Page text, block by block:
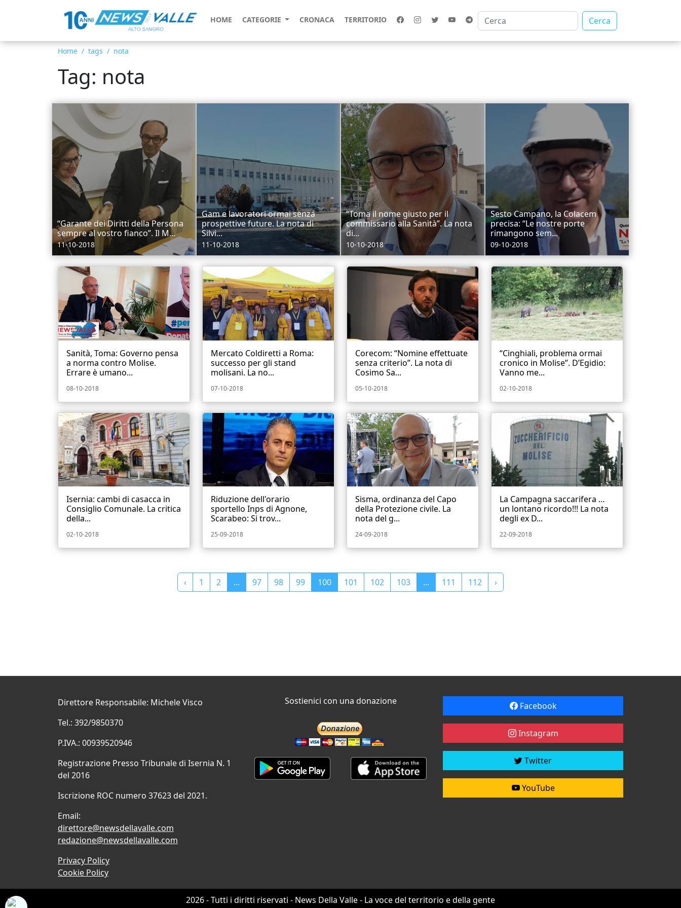
HOME CATEGORIE CRONACA TERRITORIO Cerca
Home tags nota
Tag: nota
“Garante dei Diritti della Persona
sempre al vostro fianco”. Il M...
11-10-2018
Gam e lavoratori ormai senza
prospettive future. La nota di
Silvi...
11-10-2018
“Toma il nome giusto per il
commissario alla Sanità”. La nota
di...
10-10-2018
Sesto Campano, la Colacem
precisa: “Le nostre porte
rimangono sem...
09-10-2018
Sanità, Toma: Governo pensa
a norma contro Molise.
Errare è umano...
08-10-2018
Mercato Coldiretti a Roma:
successo per gli stand
molisani. La no...
07-10-2018
Corecom: “Nomine effettuate
senza criterio”. La nota di
Cosimo Sa...
05-10-2018
“Cinghiali, problema ormai
cronico in Molise”. D’Egidio:
Vanno me...
02-10-2018
Isernia: cambi di casacca in
Consiglio Comunale. La critica
della...
02-10-2018
Riduzione dell'orario
sportello Inps di Agnone,
Scarabeo: Si trov...
25-09-2018
Sisma, ordinanza del Capo
della Protezione civile. La
nota del g...
24-09-2018
La Campagna saccarifera …
un lontano ricordo!!! La nota
degli ex D...
22-09-2018
‹ 1 2 ... 97 98 99 100 101 102 103 ... 111 112 ›
Direttore Responsabile: Michele Visco
Tel.: 392/9850370
P.IVA.: 00939520946
Registrazione Presso Tribunale di Isernia N. 1
del 2016
Iscrizione ROC numero 37623 del 2021.
Email:
direttore@newsdellavalle.com
redazione@newsdellavalle.com
Privacy Policy
Cookie Policy
Sostienici con una donazione Facebook
Instagram
Twitter
YouTube
2026 - Tutti i diritti riservati - News Della Valle - La voce del territorio e della gente